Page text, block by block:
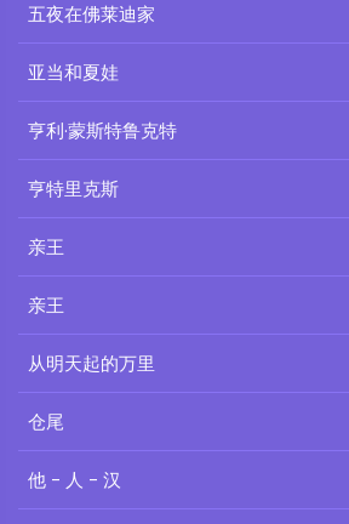
五夜在佛莱迪家
亚当和夏娃
亨利·蒙斯特鲁克特
亨特里克斯
亲王
亲王
从明天起的万里
仓尾
他 - 人 - 汉